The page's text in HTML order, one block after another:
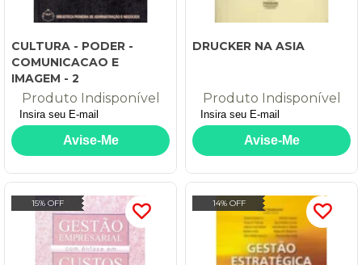
CULTURA - PODER -
COMUNICACAO E
IMAGEM - 2
Produto Indisponível
DRUCKER NA ASIA
Produto Indisponível
15% OFF 14% OFF